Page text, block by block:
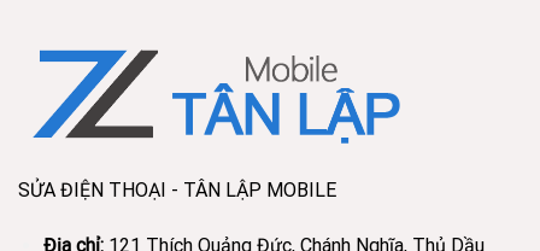
SỬA ĐIỆN THOẠI - TÂN LẬP MOBILE
Địa chỉ: 121 Thích Quảng Đức, Chánh Nghĩa, Thủ Dầu